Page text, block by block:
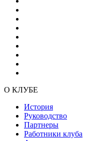
О КЛУБЕ
История
Руководство
Партнеры
Работники клуба